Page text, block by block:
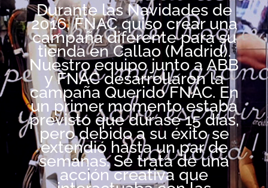
Durante las Navidades de
2016, FNAC quiso crear una
campaña diferente para su
tienda en Callao (Madrid).
Nuestro equipo junto a ABB
y FNAC desarrollaron la
campaña Querido FNAC. En
un primer momento estaba
previsto que durase 15 días,
pero debido a su éxito se
extendió hasta un par de
semanas. Se trata de una
acción creativa que